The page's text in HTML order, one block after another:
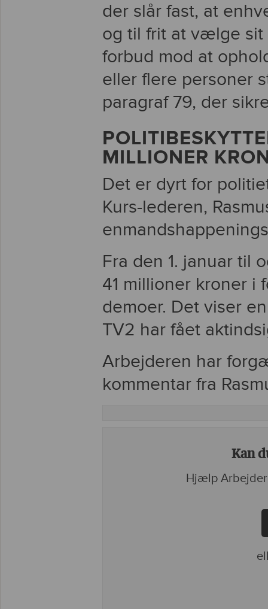
der slår fast, at
og til frit at vælge sit
forbud mod at
eller flere personer
paragraf 79, der
MILLIONER
Det er dyrt for
Kurs-lederen,
Fra den 1. januar til
41 millioner kroner i
demoer. Det viser
TV2 har fået
Arbejderen har
kommentar fra
Kan
Hjælp